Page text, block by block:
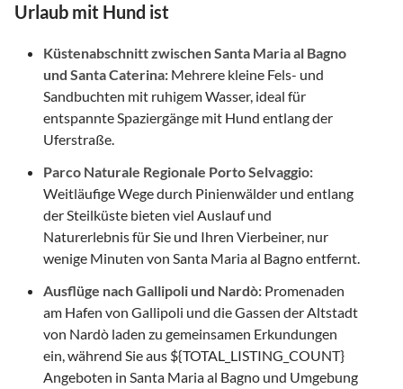
Urlaub mit Hund ist
Küstenabschnitt zwischen Santa Maria al Bagno
und Santa Caterina: Mehrere kleine Fels- und
Sandbuchten mit ruhigem Wasser, ideal für
entspannte Spaziergänge mit Hund entlang der
Uferstraße.
Parco Naturale Regionale Porto Selvaggio:
Weitläufige Wege durch Pinienwälder und entlang
der Steilküste bieten viel Auslauf und
Naturerlebnis für Sie und Ihren Vierbeiner, nur
wenige Minuten von Santa Maria al Bagno entfernt.
Ausflüge nach Gallipoli und Nardò: Promenaden
am Hafen von Gallipoli und die Gassen der Altstadt
von Nardò laden zu gemeinsamen Erkundungen
ein, während Sie aus ${TOTAL_LISTING_COUNT}
Angeboten in Santa Maria al Bagno und Umgebung